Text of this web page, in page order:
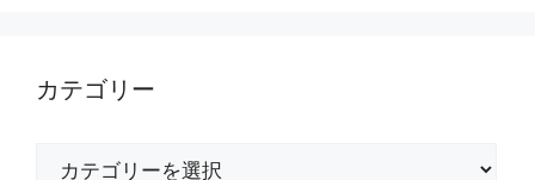
カテゴリー